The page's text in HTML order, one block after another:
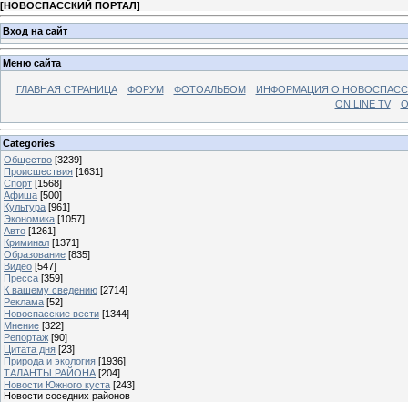
[НОВОСПАССКИЙ ПОРТАЛ]
Вход на сайт
Меню сайта
ГЛАВНАЯ СТРАНИЦА ФОРУМ ФОТОАЛЬБОМ
ИНФОРМАЦИЯ О
ON LINE TV
Categories
Общество [3239]
Происшествия [1631]
Спорт [1568]
Афиша [500]
Культура [961]
Экономика [1057]
Авто [1261]
Криминал [1371]
Образование [835]
Видео [547]
Пресса [359]
К вашему сведению [2714]
Реклама [52]
Новоспасские вести [1344]
Мнение [322]
Репортаж [90]
Цитата дня [23]
Природа и экология [1936]
ТАЛАНТЫ РАЙОНА [204]
Новости Южного куста [243]
Новости соседних районов